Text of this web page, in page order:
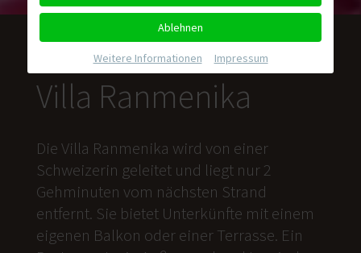
Villa Ranmenika
Die Villa Ranmenika wird von einer
Schweizerin geleitet und liegt nur 2
Gehminuten vom nächsten Strand
entfernt. Sie bietet Unterkünfte mit einem
eigenen Balkon oder einer Terrasse. Ein
Ablehnen
Weitere Informationen Impressum